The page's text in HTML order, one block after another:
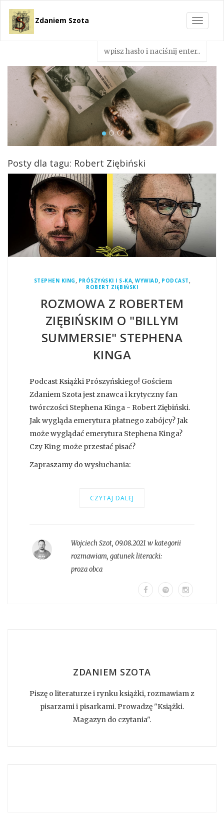
Toggle
Zdaniem Szota
Posty dla tagu: Robert Ziębiński
STEPHEN KING , PRÓSZYŃSKI I S-KA, WYWIAD, PODCAST ,
ROBERT ZIĘBIŃSKI
ROZMOWA Z ROBERTEM
ZIĘBIŃSKIM O "BILLYM
SUMMERSIE" STEPHENA
KINGA
Podcast Książki Prószyńskiego! Gościem
Zdaniem Szota jest znawca i krytyczny fan
twórczości Stephena Kinga - Robert Ziębiński.
Jak wygląda emerytura płatnego zabójcy? Jak
może wyglądać emerytura Stephena Kinga?
Czy King może przestać pisać?
Zapraszamy do wysłuchania:
CZYTAJ DALEJ
Wojciech Szot, 09.08.2021 w kategorii
rozmawiam, gatunek literacki:
proza obca
ZDANIEM SZOTA
Piszę o literaturze i rynku książki, rozmawiam z
pisarzami i pisarkami. Prowadzę "Książki.
Magazyn do czytania".